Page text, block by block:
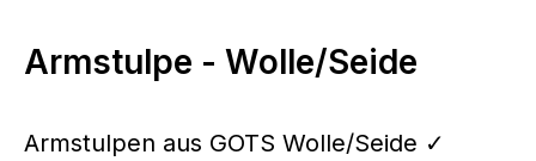
Armstulpe - Wolle/Seide
Armstulpen aus GOTS Wolle/Seide ✓